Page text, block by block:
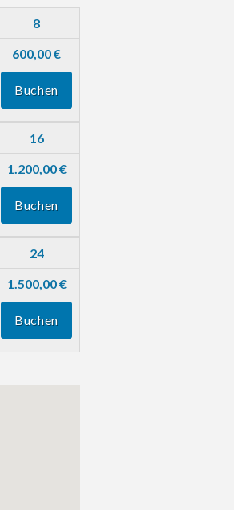
8
600,00 €
Buchen
16
1.200,00 €
Buchen
24
1.500,00 €
Buchen